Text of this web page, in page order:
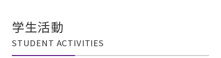
学生活動
STUDENT ACTIVITIES